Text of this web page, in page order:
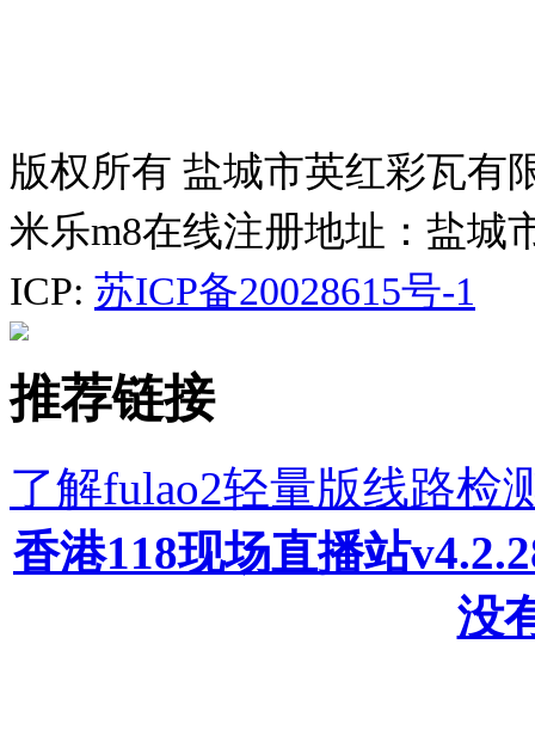
版权所有 盐城市英红彩瓦有
米乐m8在线注册地址：盐城
ICP: 苏ICP备20028615号-1
推荐链接
了解fulao2轻量版线路检
香港118现场直播站
没